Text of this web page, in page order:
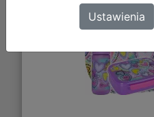
Ustawienia